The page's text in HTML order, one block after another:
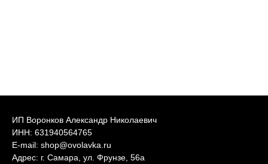
ИП Воронков Александр Николаевич
ИНН: 631940564765
E-mail: shop@ovolavka.ru
Адрес: г. Самара, ул. Фрунзе, 56а